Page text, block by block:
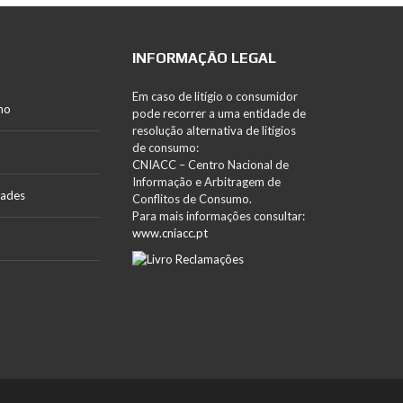
INFORMAÇÃO LEGAL
Em caso de litígio o consumidor
pode recorrer a uma entidade de
resolução alternativa de litígios
de consumo:
CNIACC – Centro Nacional de
Informação e Arbitragem de
Conflitos de Consumo.
Para mais informações consultar:
www.cniacc.pt